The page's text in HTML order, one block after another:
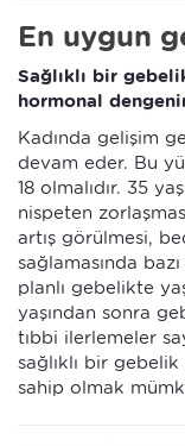
En uygun
Sağlıklı bir
hormonal
Kadında gelişim
devam eder. Bu
18 olmalıdır. 35
nispeten
artış görülmesi,
sağlamasında
planlı gebelikte
yaşından sonra
tıbbi ilerlemeler
sağlıklı bir
sahip olmak